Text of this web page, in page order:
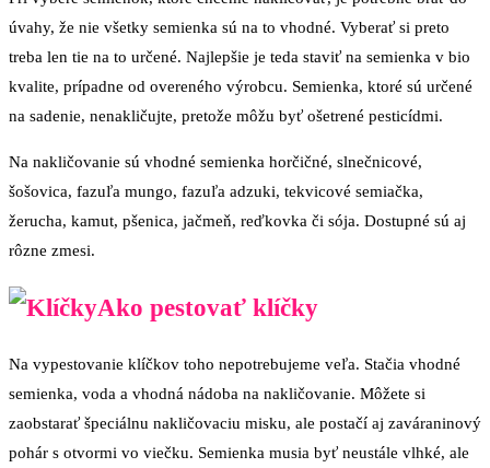
úvahy, že nie všetky semienka sú na to vhodné. Vyberať si preto
treba len tie na to určené. Najlepšie je teda staviť na semienka v bio
kvalite, prípadne od overeného výrobcu. Semienka, ktoré sú určené
na sadenie, nenakličujte, pretože môžu byť ošetrené pesticídmi.
Na nakličovanie sú vhodné semienka horčičné, slnečnicové,
šošovica, fazuľa mungo, fazuľa adzuki, tekvicové semiačka,
žerucha, kamut, pšenica, jačmeň, reďkovka či sója. Dostupné sú aj
rôzne zmesi.
Ako pestovať klíčky
Na vypestovanie klíčkov toho nepotrebujeme veľa. Stačia vhodné
semienka, voda a vhodná nádoba na nakličovanie. Môžete si
zaobstarať špeciálnu nakličovaciu misku, ale postačí aj zaváraninový
pohár s otvormi vo viečku. Semienka musia byť neustále vlhké, ale